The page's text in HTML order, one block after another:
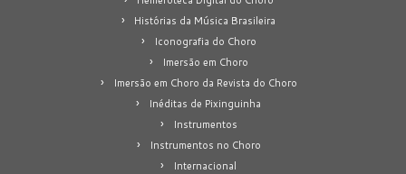
Histórias da Música Brasileira
Iconografia do Choro
Imersão em Choro
Imersão em Choro da Revista do Choro
Inéditas de Pixinguinha
Instrumentos
Instrumentos no Choro
Internacional